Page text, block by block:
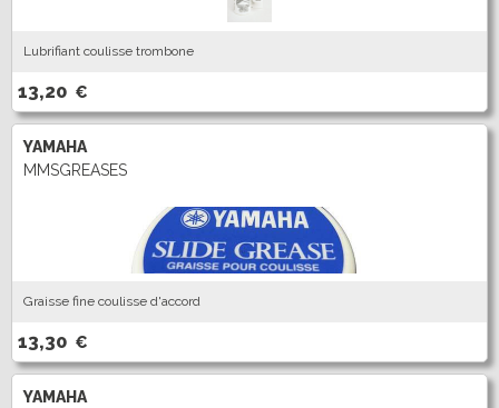
Lubrifiant coulisse trombone
13,20 €
YAMAHA
MMSGREASES
Graisse fine coulisse d'accord
13,30 €
YAMAHA